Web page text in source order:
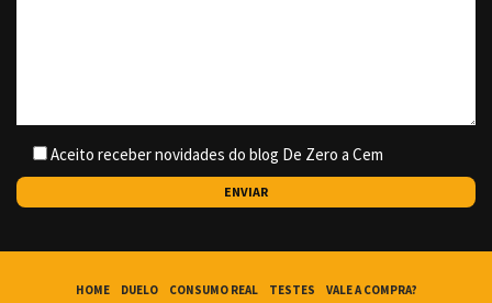
Aceito receber novidades do blog De Zero a Cem
HOME DUELO CONSUMO REAL TESTES VALE A COMPRA?